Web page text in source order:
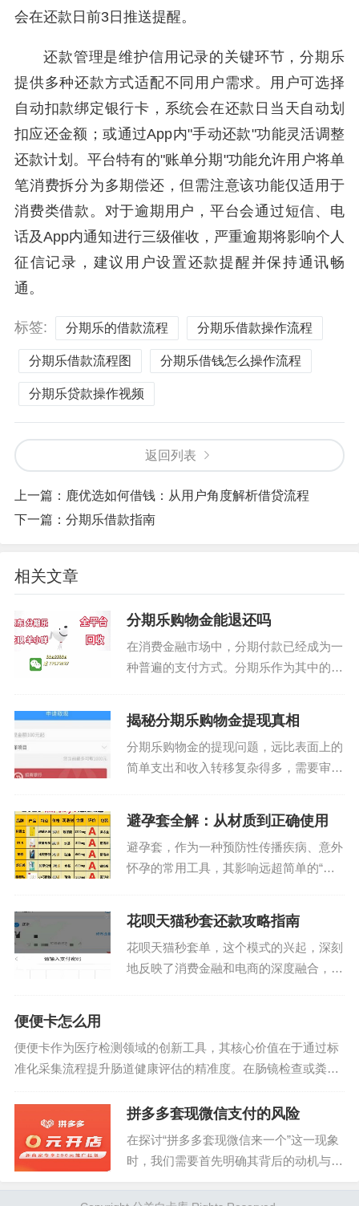
会在还款日前3日推送提醒。
还款管理是维护信用记录的关键环节，分期乐
提供多种还款方式适配不同用户需求。用户可选择
自动扣款绑定银行卡，系统会在还款日当天自动划
扣应还金额；或通过App内"手动还款"功能灵活调整
还款计划。平台特有的"账单分期"功能允许用户将单
笔消费拆分为多期偿还，但需注意该功能仅适用于
消费类借款。对于逾期用户，平台会通过短信、电
话及App内通知进行三级催收，严重逾期将影响个人
征信记录，建议用户设置还款提醒并保持通讯畅
通。
标签: 分期乐的借款流程 分期乐借款操作流程
分期乐借款流程图 分期乐借钱怎么操作流程
分期乐贷款操作视频
返回列表
上一篇： 鹿优选如何借钱：从用户角度解析借贷流程
下一篇： 分期乐借款指南
相关文章
分期乐购物金能退还吗
在消费金融市场中，分期付款已经成为一
种普遍的支付方式。分期乐作为其中的一
问题，实际上涉及到平台的规则和设计初
衷。 首先，我们...
揭秘分期乐购物金提现真相
分期乐购物金的提现问题，远比表面上的
简单支出和收入转移复杂得多，需要审视
它利用数字货币或虚拟账户，将购物消费
分割成小额、低息的还...
避孕套全解：从材质到正确使用
避孕套，作为一种预防性传播疾病、意外
怀孕的常用工具，其影响远超简单的“套
环。要理解避孕套的真正价值，必须从材
料学、生理学以及社会...
花呗天猫秒套还款攻略指南
花呗天猫秒套单，这个模式的兴起，深刻
地反映了消费金融和电商的深度融合，也
呗账单，立即转化为...
便便卡怎么用
便便卡作为医疗检测领域的创新工具，其核心价值在于通过标
准化采集流程提升肠道健康评估的精准度。在肠镜检查或粪便
计，有效降低样本交叉污染风险。其表面特殊...
拼多多套现微信支付的风险
在探讨“拼多多套现微信来一个”这一现象
时，我们需要首先明确其背后的动机与操
之一，其独特的拼团模式吸引了众多用